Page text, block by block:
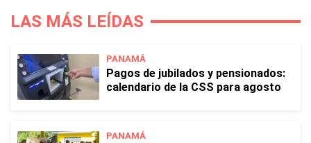
LAS MÁS LEÍDAS
PANAMÁ
Pagos de jubilados y pensionados:
calendario de la CSS para agosto
PANAMÁ